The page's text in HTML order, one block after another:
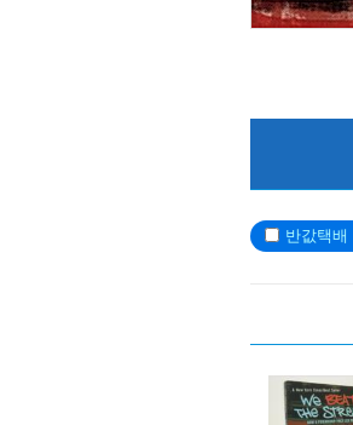
반값택배